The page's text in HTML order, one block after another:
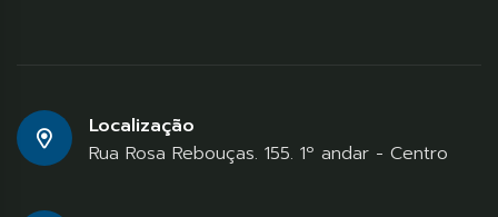
Localização
Rua Rosa Rebouças. 155. 1º andar - Centro